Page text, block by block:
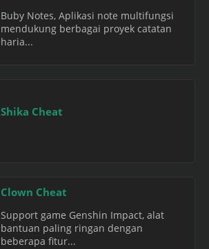
Buby Notes, Aplikasi note multifungsi
mendukung berbagai proyek catatan
haria...
Shika Cheat
Clown Cheat
Support game Genshin Impact, alat
bantuan paling ringan dengan
beberapa fitur...